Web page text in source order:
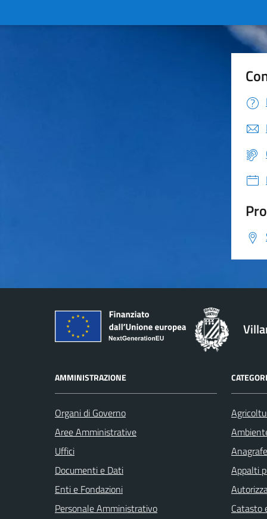
AMMINISTRAZIONE
Organi di Governo
Aree Amministrative
Uffici
Documenti e Dati
Enti e Fondazioni
Personale Amministrativo
Appalti
Catasto